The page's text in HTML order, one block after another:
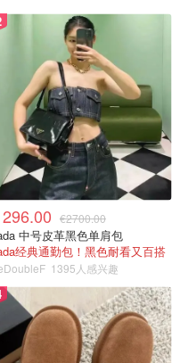
€2700.00
中号皮革黑色单肩包
经典通勤包！黑色耐看又百搭
1395人感兴趣